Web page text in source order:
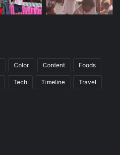
Color Content Foods
Tech Timeline Travel